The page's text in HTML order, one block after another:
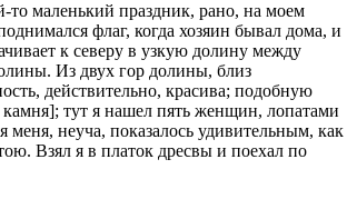
то маленький праздник, рано, на моем
флаг, когда хозяин бывал дома, и
к северу в узкую долину между
Из двух гор долины, близ
действительно, красива; подобную
камня]; тут я нашел пять женщин, лопатами
неуча, показалось удивительным, как
Взял я в платок дресвы и поехал по